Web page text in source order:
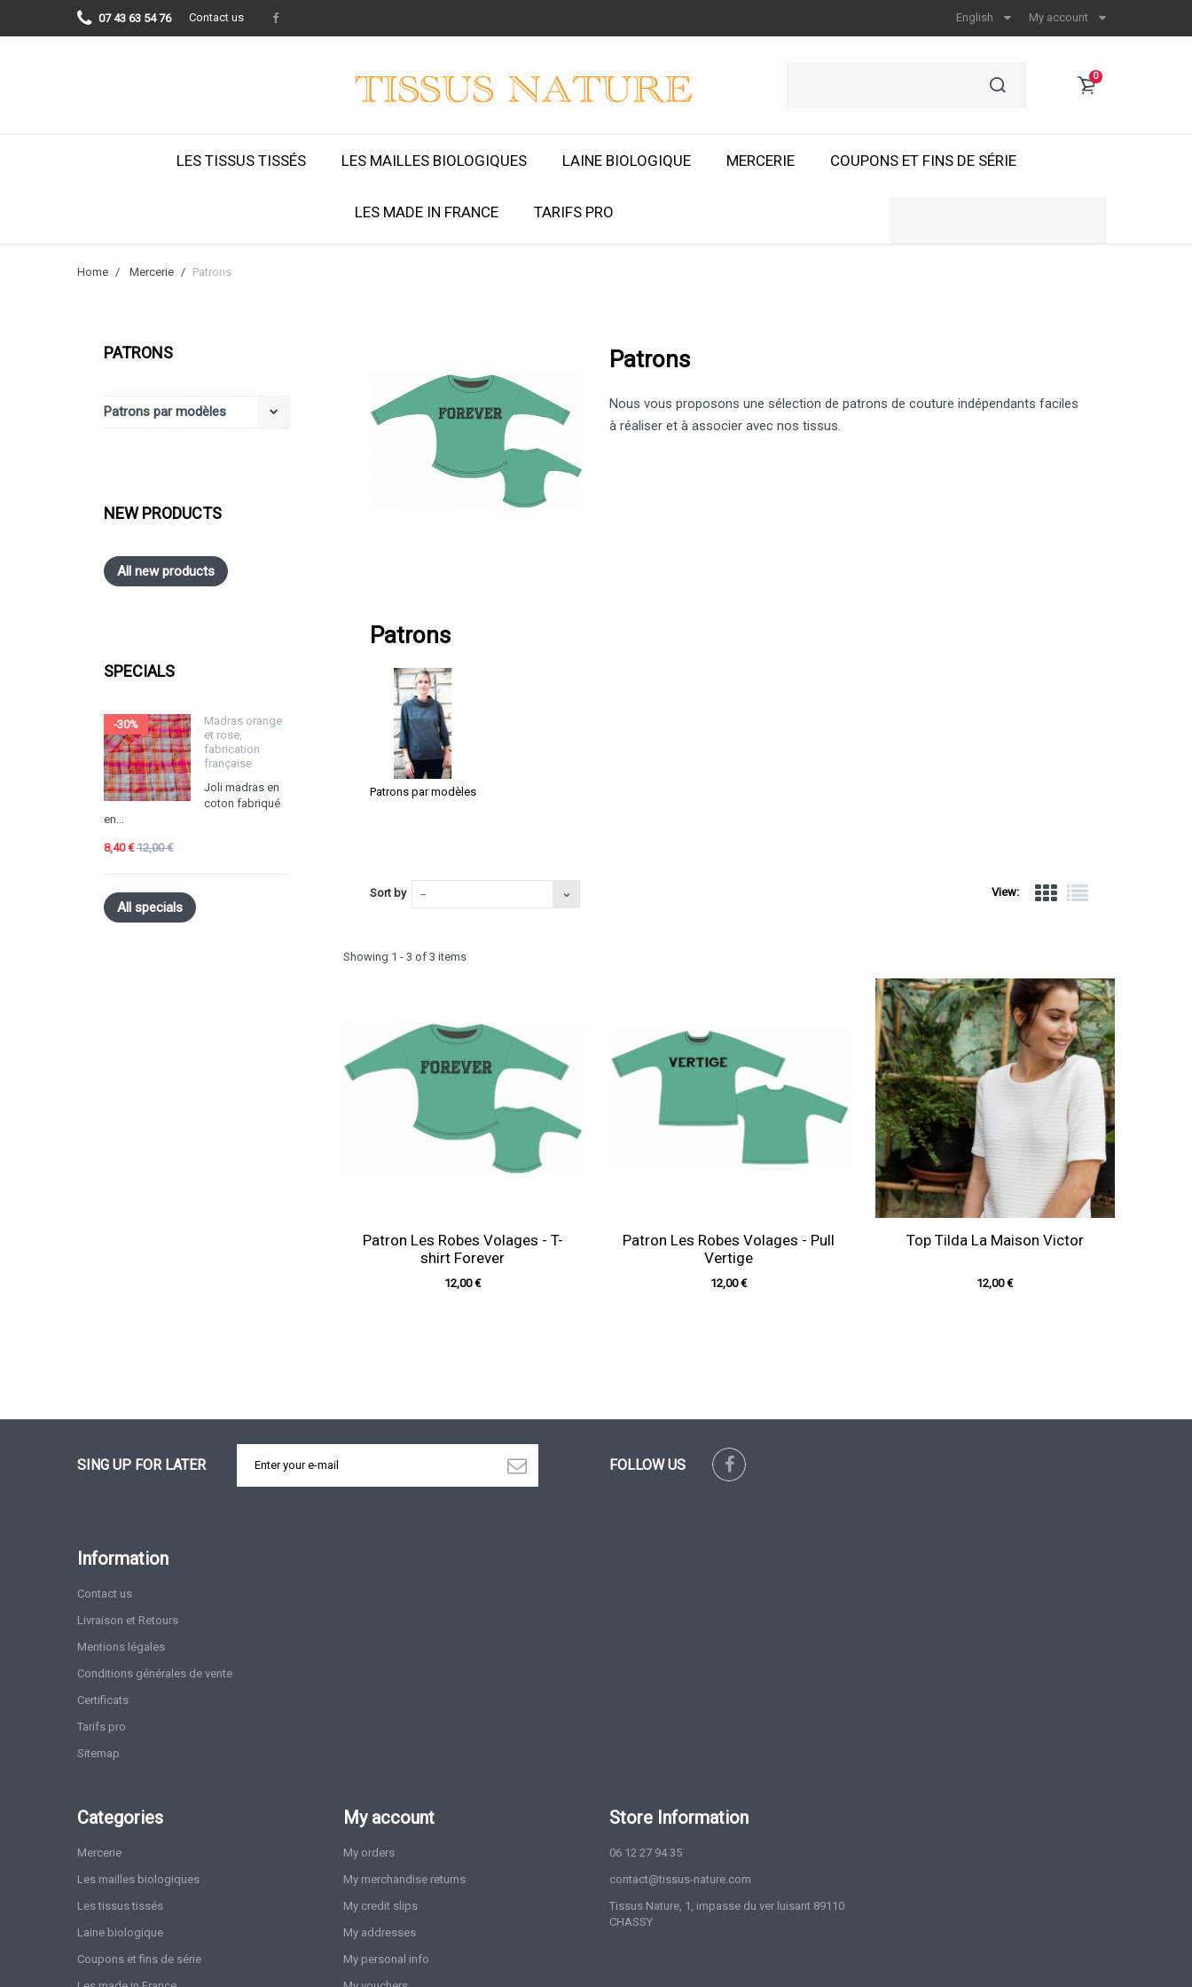
07 43 63 54 76 Contact us My account
English
0
LES TISSUS TISSÉS LES MAILLES BIOLOGIQUES LAINE BIOLOGIQUE MERCERIE COUPONS ET FINS DE SÉRIE
LES MADE IN FRANCE TARIFS PRO
Home Mercerie Patrons
PATRONS
Patrons par modèles
NEW PRODUCTS
All new products
SPECIALS
-30%
Madras orange
et rose,
fabrication
française
Joli madras en
coton fabriqué
en...
8,40 €12,00 €
All specials
Patrons
Nous vous proposons une sélection de patrons de couture indépendants faciles
à réaliser et à associer avec nos tissus.
Patrons
Patrons par modèles
View:
Sort by --
Showing 1 - 3 of 3 items
Patron Les Robes Volages - T-
shirt Forever
12,00 €
Patron Les Robes Volages - Pull
Vertige
12,00 €
Top Tilda La Maison Victor
12,00 €
SING UP FOR LATER FOLLOW US
Information
Contact us
Livraison et Retours
Mentions légales
Conditions générales de vente
Certificats
Tarifs pro
Sitemap
Categories
Mercerie
Les mailles biologiques
Les tissus tissés
Laine biologique
Coupons et fins de série
My account
My orders
My merchandise returns
My credit slips
My addresses
My personal info
Store Information
06 12 27 94 35
contact@tissus-nature.com
Tissus Nature, 1, impasse du ver luisant 89110
CHASSY